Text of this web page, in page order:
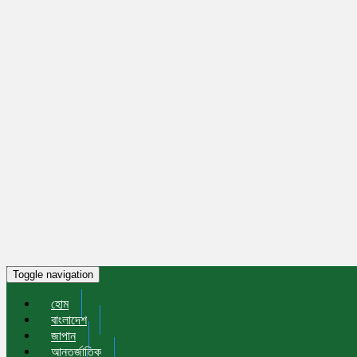
Toggle navigation
হোম
বাংলাদেশ
জাপান
আন্তর্জাতিক